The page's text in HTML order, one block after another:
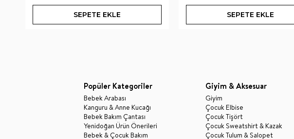
SEPETE EKLE SEPETE EKLE
Popüler Kategoriler
Bebek Arabası
Kanguru & Anne Kucağı
Bebek Bakım Çantası
Yenidoğan Ürün Önerileri
Bebek & Çocuk Bakım
Giyim & Aksesuar
Giyim
Çocuk Elbise
Çocuk Tişört
Çocuk Sweatshirt & Kazak
Çocuk Tulum & Salopet